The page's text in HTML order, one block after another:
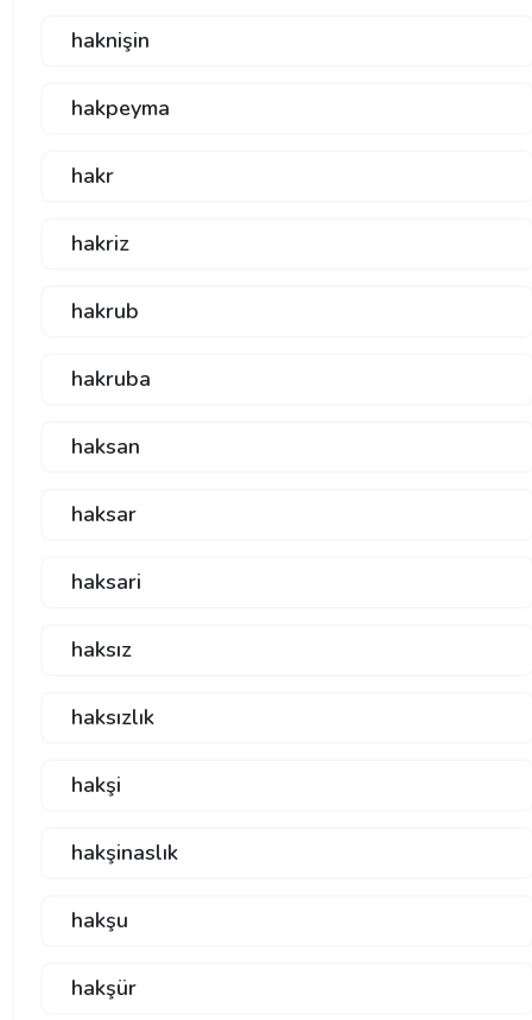
haknişin
hakpeyma
hakr
hakriz
hakrub
hakruba
haksan
haksar
haksari
haksız
haksızlık
hakşi
hakşinaslık
hakşu
hakşür